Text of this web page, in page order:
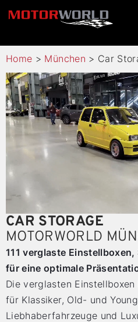
Home > München > Car
CAR STORAGE
MOTORWORLD
111 verglaste
für eine optimale
Die verglasten
für Klassiker, Old- und
Liebhaberfahrzeuge und